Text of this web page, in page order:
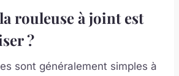
rouleuse à joint est
?
sont généralement simples à